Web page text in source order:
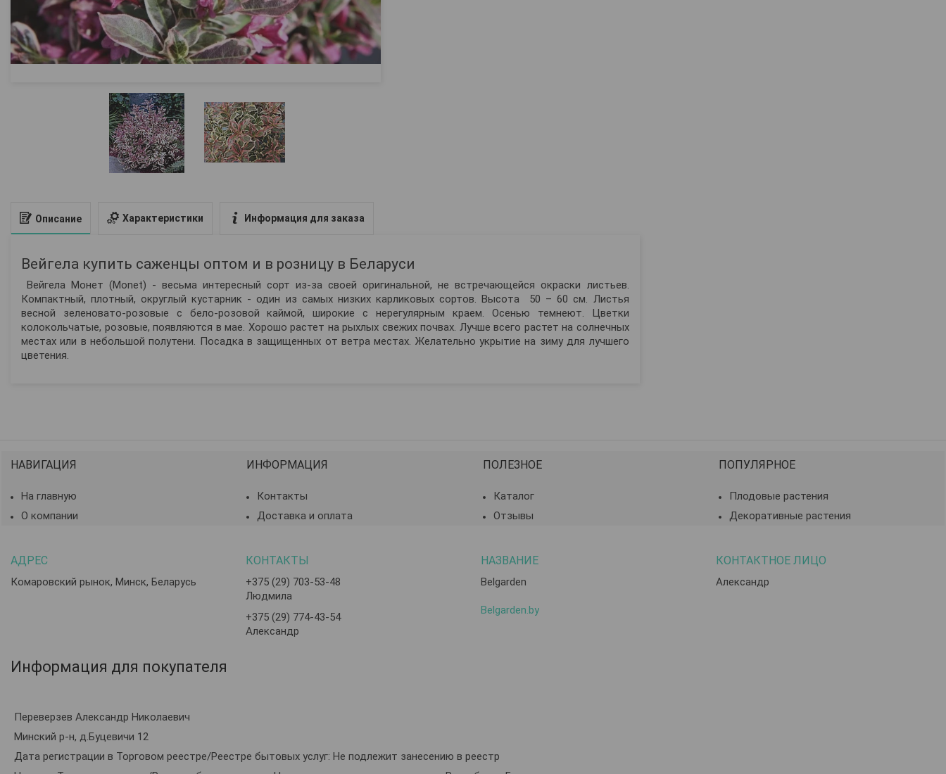
Описание Характеристики Информация для заказа
Вейгела купить саженцы оптом и в розницу в Беларуси
Вейгела Монет (Monet) - весьма интересный сорт из-за своей оригинальной, не встречающейся окраски листьев.
Компактный, плотный, округлый кустарник - один из самых низких карликовых сортов. Высота 50 – 60 см. Листья
весной зеленовато-розовые с бело-розовой каймой, широкие с нерегулярным краем. Осенью темнеют. Цветки
колокольчатые, розовые, появляются в мае. Хорошо растет на рыхлых свежих почвах. Лучше всего растет на солнечных
местах или в небольшой полутени. Посадка в защищенных от ветра местах. Желательно укрытие на зиму для лучшего
цветения.
НАВИГАЦИЯ
На главную
О компании
ИНФОРМАЦИЯ
Контакты
Доставка и оплата
ПОЛЕЗНОЕ
Каталог
Отзывы
ПОПУЛЯРНОЕ
Плодовые растения
Декоративные растения
Комаровский рынок, Минск, Беларусь
+375 (29) 703-53-48
Людмила
+375 (29) 774-43-54
Александр
Belgarden
Belgarden.by
Александр
Информация для покупателя
Переверзев Александр Николаевич
Минский р-н, д.Буцевичи 12
Дата регистрации в Торговом реестре/Реестре бытовых услуг: Не подлежит занесению в реестр